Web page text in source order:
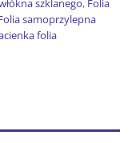
szklanego, Folia
samoprzylepna
folia